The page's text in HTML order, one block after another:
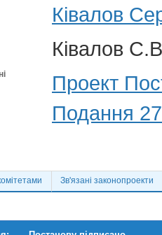
Ківалов
Ківалов
Проект
Подання
Зв'язані законопроекти